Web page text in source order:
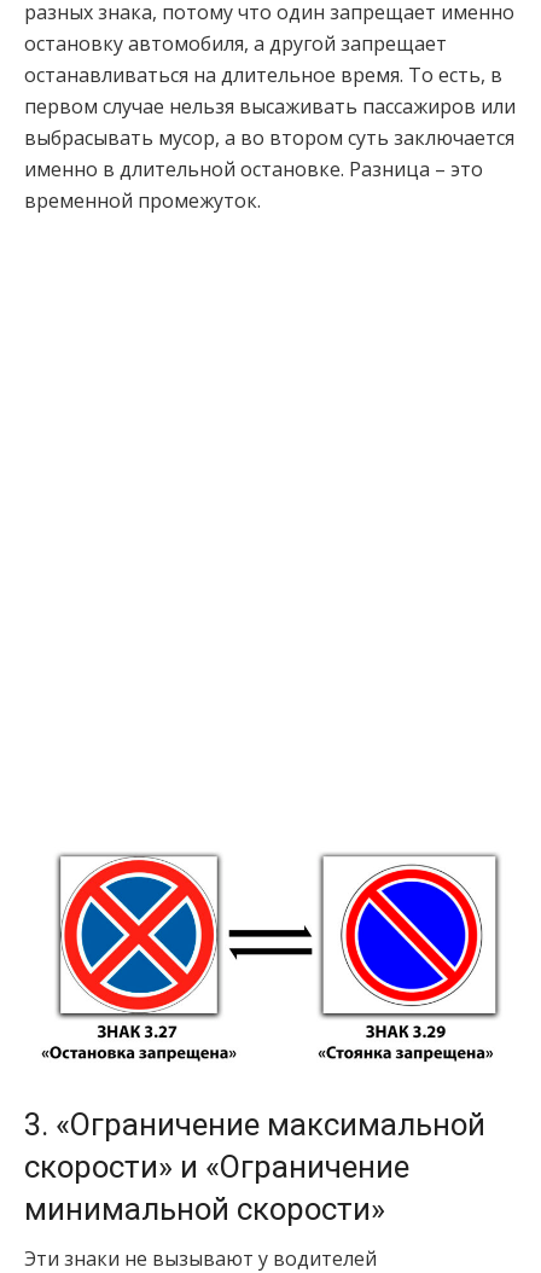
разных знака, потому что один запрещает именно
остановку автомобиля, а другой запрещает
останавливаться на длительное время. То есть, в
первом случае нельзя высаживать пассажиров или
выбрасывать мусор, а во втором суть заключается
именно в длительной остановке. Разница – это
временной промежуток.
3. «Ограничение максимальной
скорости» и «Ограничение
минимальной скорости»
Эти знаки не вызывают у водителей